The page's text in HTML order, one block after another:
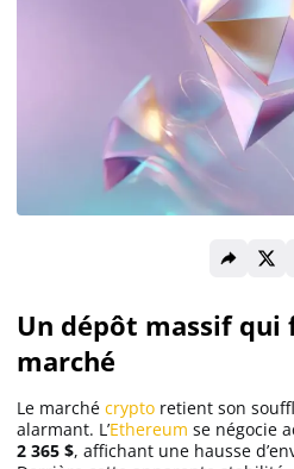
Cryptomonnaies
Bitcoin (BTC)
Ethereum (ETH)
Ripple (XRP)
Dogecoin (DOGE)
Un dépôt massif
marché
Le marché crypto retient son
alarmant. L’Ethereum se négocie
2 365 $, affichant une hausse